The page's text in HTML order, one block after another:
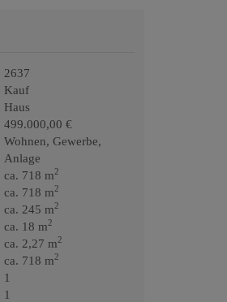
2637
Kauf
Haus
499.000,00 €
Wohnen Gewerbe
Anlage
ca. 718 m2
ca. 718 m2
ca. 245 m2
ca. 18 m2
ca. 2,27 m2
ca. 718 m2
1
1